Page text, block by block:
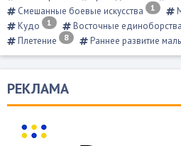
Смешанные боевые искусства 1
Кудо 1 Восточные единоборства
Плетение 8 Раннее развитие
РЕКЛАМА